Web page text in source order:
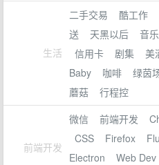
生活
二手交易 酷工作
送
天黑以后 音乐
信用卡
剧集 美
Baby
咖啡 绿茵
蘑菇
行程控
前端开发
微信 前端开发
CSS
Firefox
Electron
Web Dev